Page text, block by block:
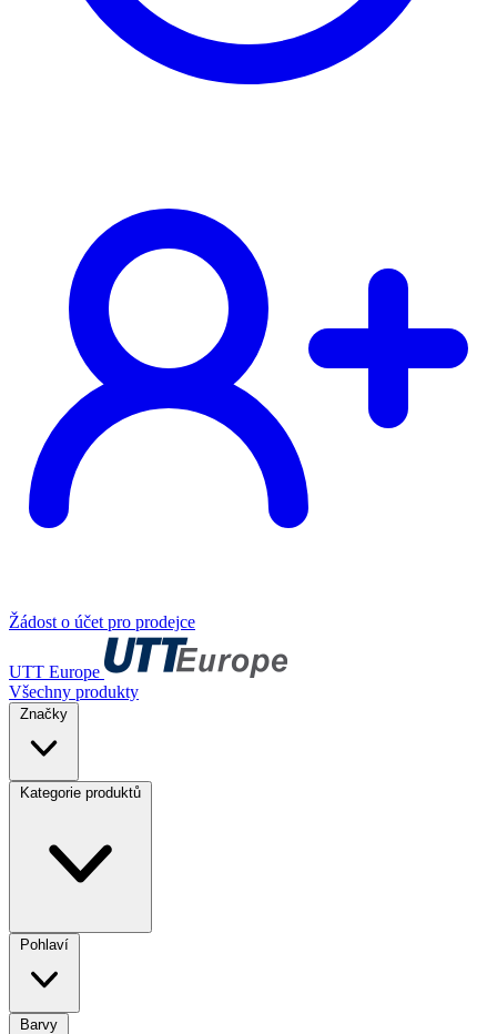
Žádost o účet pro prodejce
UTT Europe
Všechny produkty
Značky
Kategorie produktů
Pohlaví
Barvy